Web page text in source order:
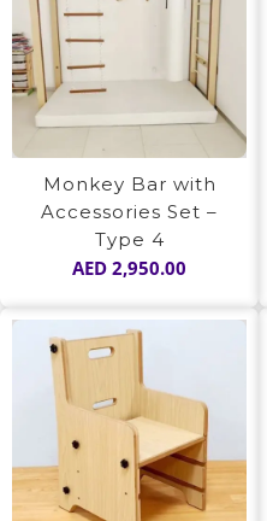
Monkey Bar with
Accessories Set –
Type 4
AED 2,950.00